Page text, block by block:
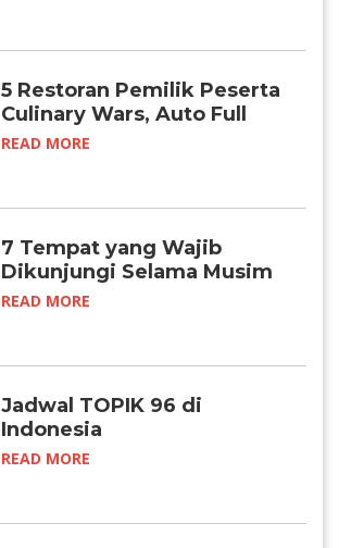
5 Restoran Pemilik Peserta
Culinary Wars, Auto Full
Booked!
READ MORE
7 Tempat yang Wajib
Dikunjungi Selama Musim
Panas di Korea
READ MORE
Jadwal TOPIK 96 di
Indonesia
READ MORE